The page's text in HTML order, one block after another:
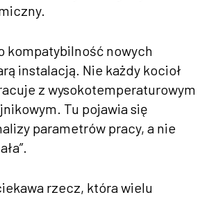
kompatybilność nowych
instalacją. Nie każdy kocioł
z wysokotemperaturowym
Tu pojawia się
parametrów pracy, a nie
rzecz, która wielu